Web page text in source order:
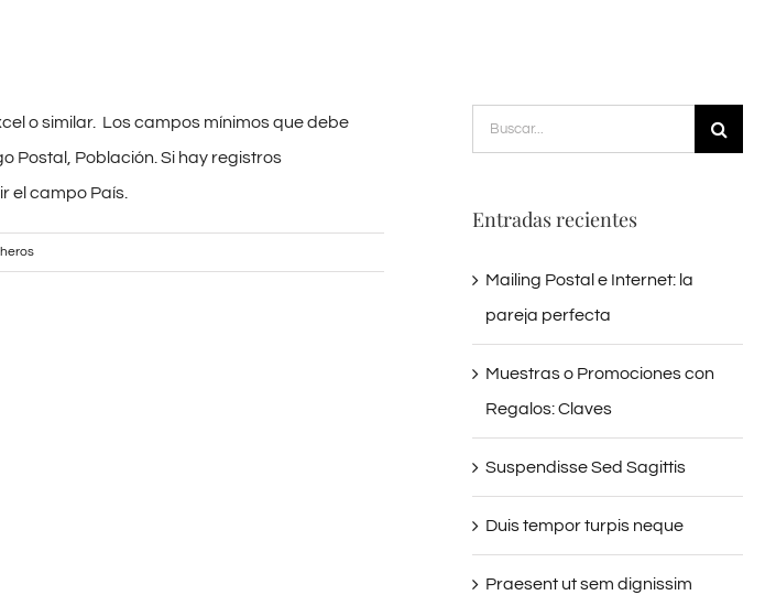
o similar. Los campos mínimos que debe
Postal, Población. Si hay registros
el campo País.
Buscar:
Entradas recientes
Mailing Postal e Internet: la
pareja perfecta
Muestras o Promociones con
Regalos: Claves
Suspendisse Sed Sagittis
Duis tempor turpis neque
Praesent ut sem dignissim